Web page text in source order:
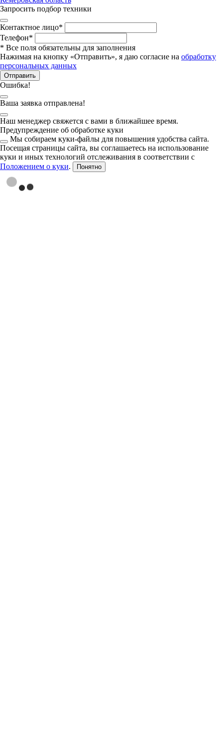
Запросить подбор техники
Контактное лицо*
Телефон*
* Все поля обязательны для заполнения
Нажимая на кнопку «Отправить», я даю согласие на обработку
персональных данных
Отправить
Ошибка!
Ваша заявка отправлена!
Наш менеджер свяжется с вами в ближайшее время.
Предупреждение об обработке куки
Мы собираем куки-файлы для повышения удобства сайта.
Посещая страницы сайта, вы соглашаетесь на использование
куки и иных технологий отслеживания в соответствии с
Положением о куки. Понятно